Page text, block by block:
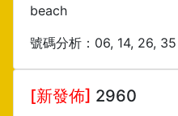
beach
號碼分析：06, 14, 26, 35
[新發佈] 2960